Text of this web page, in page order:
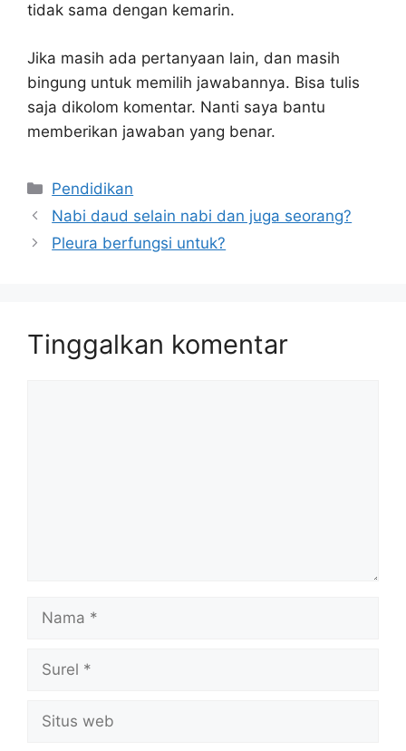
tidak sama dengan kemarin.
Jika masih ada pertanyaan lain, dan masih
bingung untuk memilih jawabannya. Bisa tulis
saja dikolom komentar. Nanti saya bantu
memberikan jawaban yang benar.
Kategori
Pendidikan
Nabi daud selain nabi dan juga seorang?
Pleura berfungsi untuk?
Tinggalkan komentar
web